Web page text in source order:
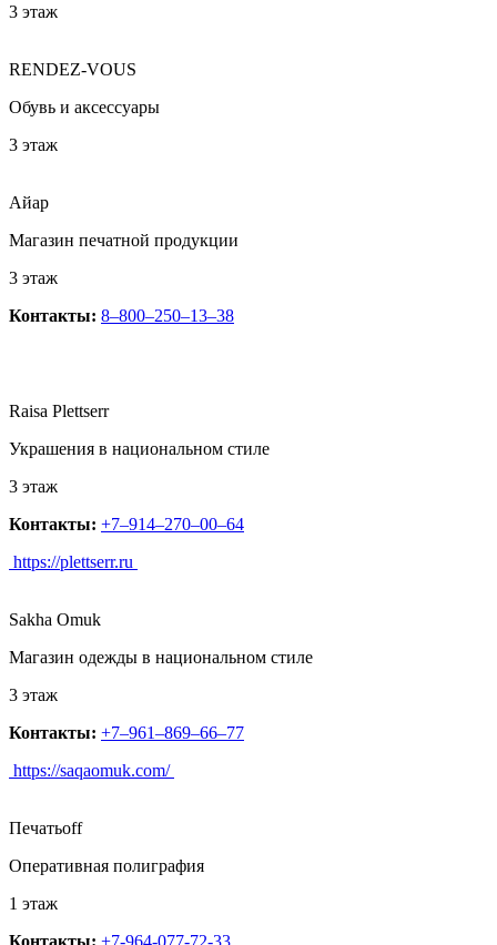
3 этаж
RENDEZ-VOUS
Обувь и аксессуары
3 этаж
Айар
Магазин печатной продукции
3 этаж
Контакты: 8‒800‒250‒13‒38
Raisa Plettserr
Украшения в национальном стиле
3 этаж
Контакты: +7‒914‒270‒00‒64
https://plettserr.ru
Sakha Omuk
Магазин одежды в национальном стиле
3 этаж
Контакты: +7‒961‒869‒66‒77
https://saqaomuk.com/
Печатьoff
Оперативная полиграфия
1 этаж
Контакты: +7-964-077-72-33